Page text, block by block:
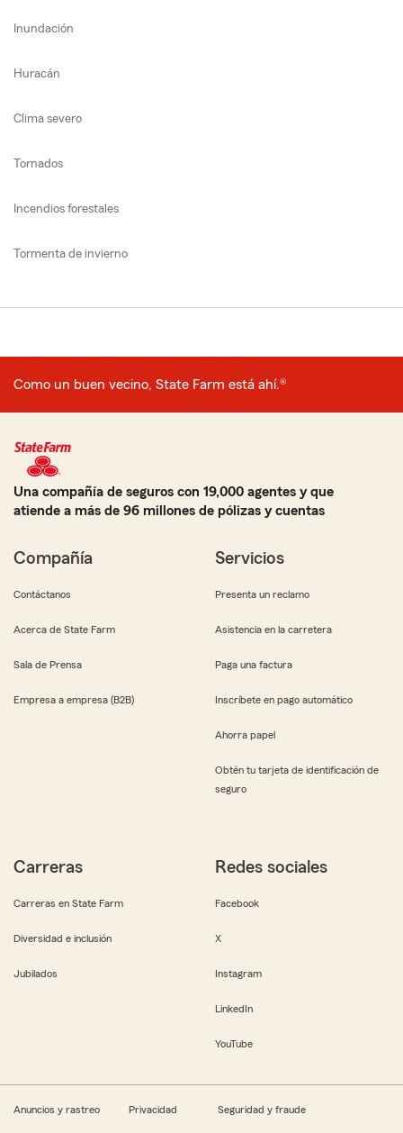
Inundación
Huracán
Clima severo
Tornados
Incendios forestales
Tormenta de invierno
Como un buen vecino, State Farm está ahí.®
Una compañía de seguros con 19,000 agentes y que
atiende a más de 96 millones de pólizas y cuentas
Compañía
Contáctanos
Acerca de State Farm
Sala de Prensa
Empresa a empresa (B2B)
Servicios
Presenta un reclamo
Asistencia en la carretera
Paga una factura
Inscríbete en pago automático
Ahorra papel
Obtén tu tarjeta de identificación de
seguro
Carreras
Carreras en State Farm
Diversidad e inclusión
Jubilados
Redes sociales
Facebook
X
Instagram
LinkedIn
YouTube
Anuncios y rastreo Privacidad Seguridad y fraude